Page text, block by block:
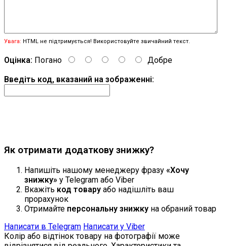
Увага: HTML не підтримується! Використовуйте звичайний текст.
Оцінка: Погано
Добре
Введіть код, вказаний на зображенні:
Як отримати додаткову знижку?
Напишіть нашому менеджеру фразу «Хочу
знижку» у Telegram або Viber
Вкажіть код товару або надішліть ваш
прорахунок
Отримайте персональну знижку на обраний товар
Написати в Telegram Написати у Viber
Колір або відтінок товару на фотографії може